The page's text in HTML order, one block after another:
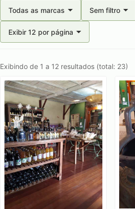
Todas as marcas Sem filtro
Exibir 12 por página
Exibindo de 1 a 12 resultados (total: 23)